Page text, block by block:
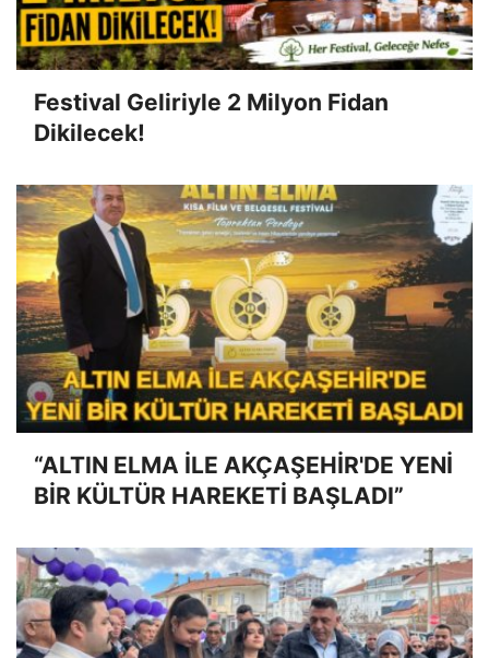
Festival Geliriyle 2 Milyon Fidan
Dikilecek!
“ALTIN ELMA İLE AKÇAŞEHİR'DE YENİ
BİR KÜLTÜR HAREKETİ BAŞLADI”